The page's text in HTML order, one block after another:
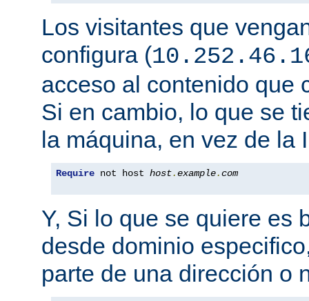
Los visitantes que
configura (
acceso al contenido que
Si en cambio, lo que se
la máquina, en vez de la
Require not host host.example.com
Y, Si lo que se quiere es
desde dominio
parte de una dirección o